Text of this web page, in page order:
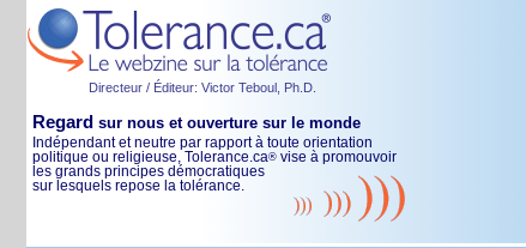
Directeur / Éditeur: Victor Teboul, Ph.D.
Regard sur nous et ouverture sur le monde
Indépendant et neutre par rapport à toute orientation
politique ou religieuse, Tolerance.ca® vise à promouvoir
les grands principes démocratiques
sur lesquels repose la tolérance.